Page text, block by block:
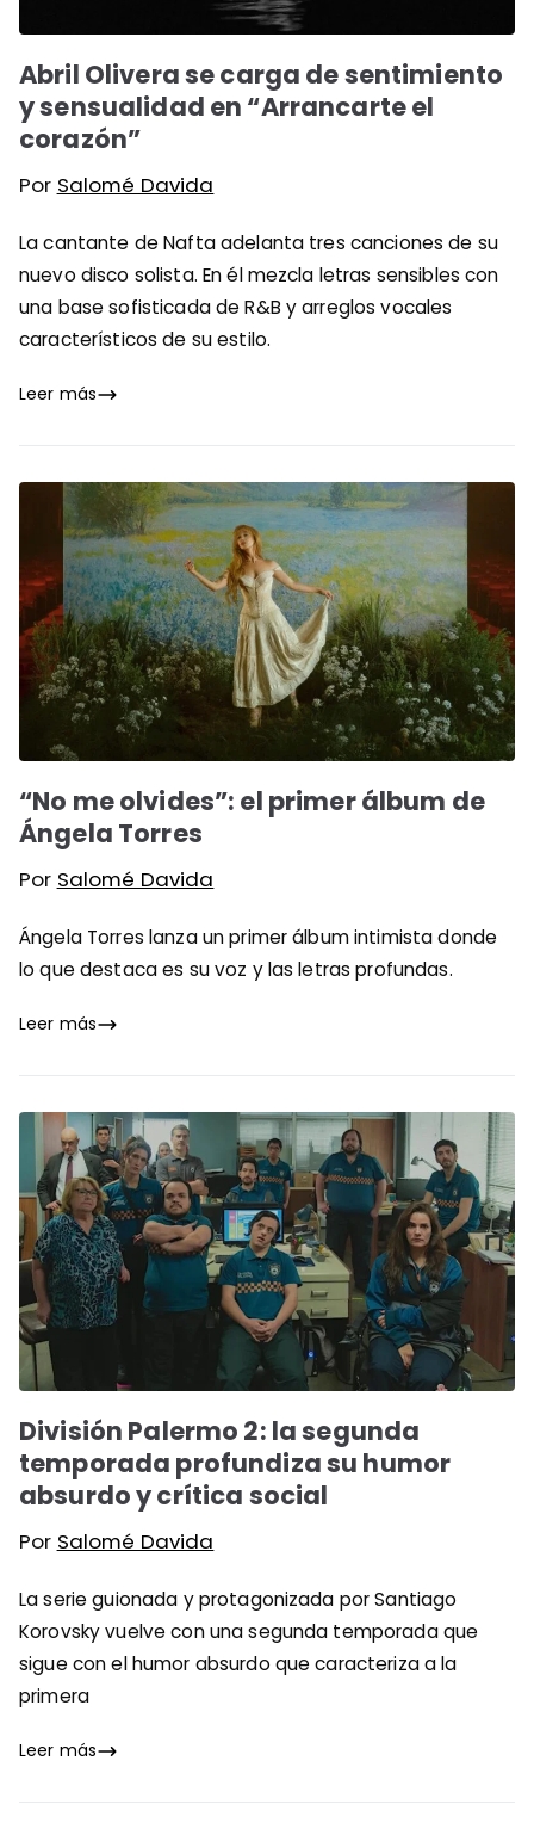
Abril Olivera se carga de sentimiento
y sensualidad en “Arrancarte el
corazón”
Por Salomé Davida
La cantante de Nafta adelanta tres canciones de su
nuevo disco solista. En él mezcla letras sensibles con
una base sofisticada de R&B y arreglos vocales
característicos de su estilo.
Leer más
“No me olvides”: el primer álbum de
Ángela Torres
Por Salomé Davida
Ángela Torres lanza un primer álbum intimista donde
lo que destaca es su voz y las letras profundas.
Leer más
División Palermo 2: la segunda
temporada profundiza su humor
absurdo y crítica social
Por Salomé Davida
La serie guionada y protagonizada por Santiago
Korovsky vuelve con una segunda temporada que
sigue con el humor absurdo que caracteriza a la
primera
Leer más